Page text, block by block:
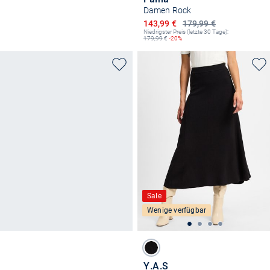
Damen Rock
179,99 €
Ermäßigter Preis
143,99 €
Niedrigster Preis (letzte 30 Tage):
179,99€ -20%
Sale
Wenige verfügbar
Y.A.S